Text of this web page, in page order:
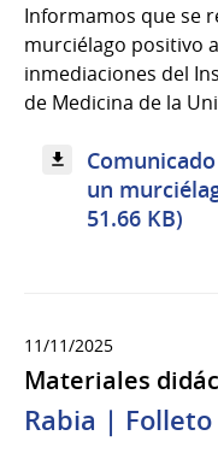
Informamos que se
murciélago positivo
inmediaciones del
de Medicina de la
un
51.66 KB)
11/11/2025
Materiales
Rabia |